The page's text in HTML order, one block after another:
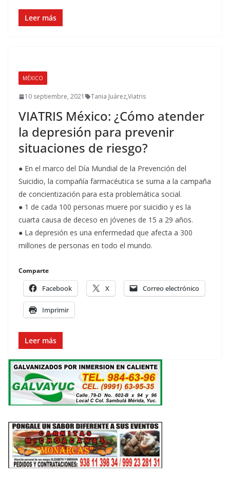
Leer más
MÉXICO
10 septiembre, 2021 Tania Juárez,Viatris
VIATRIS México: ¿Cómo atender
la depresión para prevenir
situaciones de riesgo?
● En el marco del Día Mundial de la Prevención del
Suicidio, la compañía farmacéutica se suma a la campaña
de concientización para esta problemática social.
● 1 de cada 100 personas muere por suicidio y es la
cuarta causa de deceso en jóvenes de 15 a 29 años.
● La depresión es una enfermedad que afecta a 300
millones de personas en todo el mundo.
Comparte
Facebook X Correo electrónico
Imprimir
Leer más